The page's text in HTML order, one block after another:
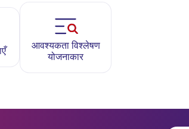
आवश्यकता विश्लेषण
योजनाकार